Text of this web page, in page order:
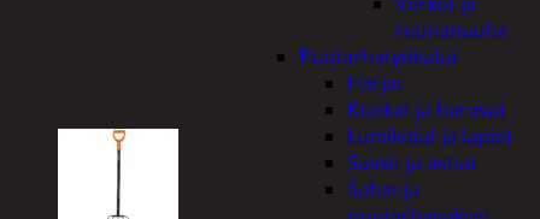
reunanauha
Puutarhatyökalut
Harjat
Kuokat ja haravat
Lumikolat ja lapiot
Saavit ja astiat
Sahat ja